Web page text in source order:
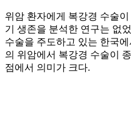
위암 환자에게 복강경 수술
기 생존을 분석한 연구는 없
수술을 주도하고 있는 한국
의 위암에서 복강경 수술이
점에서 의미가 크다.